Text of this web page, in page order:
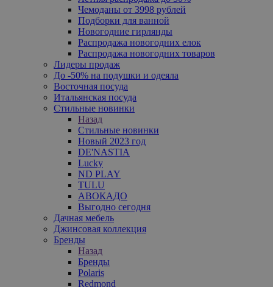
Чемоданы от 3998 рублей
Подборки для ванной
Новогодние гирлянды
Распродажа новогодних елок
Распродажа новогодних товаров
Лидеры продаж
До -50% на подушки и одеяла
Восточная посуда
Итальянская посуда
Стильные новинки
Назад
Стильные новинки
Новый 2023 год
DE'NASTIA
Lucky
ND PLAY
TULU
АВОКАДО
Выгодно сегодня
Дачная мебель
Джинсовая коллекция
Бренды
Назад
Бренды
Polaris
Redmond